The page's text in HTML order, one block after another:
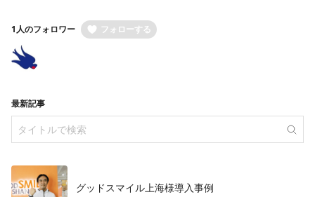
1人のフォロワー フォローする
最新記事
グッドスマイル上海様導入事例